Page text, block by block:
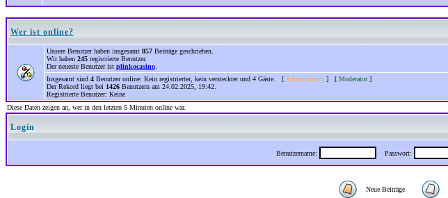
Wer ist online?
Unsere Benutzer haben insgesamt 857 Beiträge geschrieben.
Wir haben 245 registrierte Benutzer.
Der neueste Benutzer ist plinkocasino
Insgesamt sind 4 Benutzer online: Kein registrierter, kein versteckter und 4 Gäste. [ Administrator] [ Moderator]
Der Rekord liegt bei 1426 Benutzern am 24.02.2025, 19:42.
Registrierte Benutzer: Keine
Diese Daten zeigen an, wer in den letzten 5 Minuten online war.
Login
Benutzername: Passwort:
Neue Beiträge